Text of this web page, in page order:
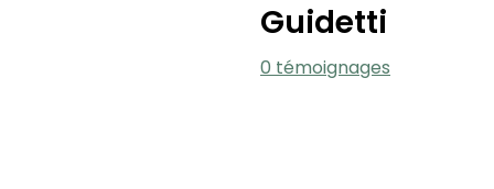
Guidetti
0 témoignages